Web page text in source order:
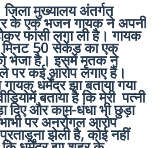
जिला मुख्यालय अंतर्गत
के एक भजन गायक ने अपनी
फांसी लगा ली है। गायक
50 सेकेंड का एक
भेजा है। इसमें मृतक ने
पर कई आरोप लगाए हैं।
धर्मेंद्र झा बताया गया
बताया है कि मेरी पत्नी
दिए और काम-धंधा भी छुड़ा
पर अनर्रोगल आरोप
झेली है, कोई नहीं